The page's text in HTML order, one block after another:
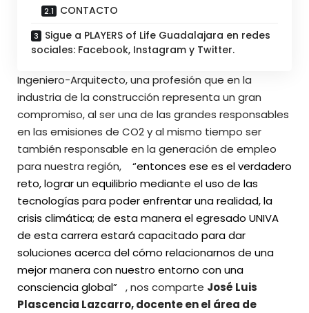
CONTACTO
Sigue a PLAYERS of Life Guadalajara en redes
sociales: Facebook, Instagram y Twitter.
Ingeniero-Arquitecto, una profesión que en la
industria de la construcción representa un gran
compromiso, al ser una de las grandes responsables
en las emisiones de CO2 y al mismo tiempo ser
también responsable en la generación de empleo
para nuestra región,
“entonces ese es el verdadero
reto, lograr un equilibrio mediante el uso de las
tecnologías para poder enfrentar una realidad, la
crisis climática; de esta manera el egresado UNIVA
de esta carrera estará capacitado para dar
soluciones acerca del cómo relacionarnos de una
mejor manera con nuestro entorno con una
consciencia global” , nos comparte José Luis
Plascencia Lazcarro, docente en el área de